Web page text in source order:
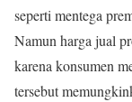
seperti mentega
Namun harga jual
karena konsumen
tersebut